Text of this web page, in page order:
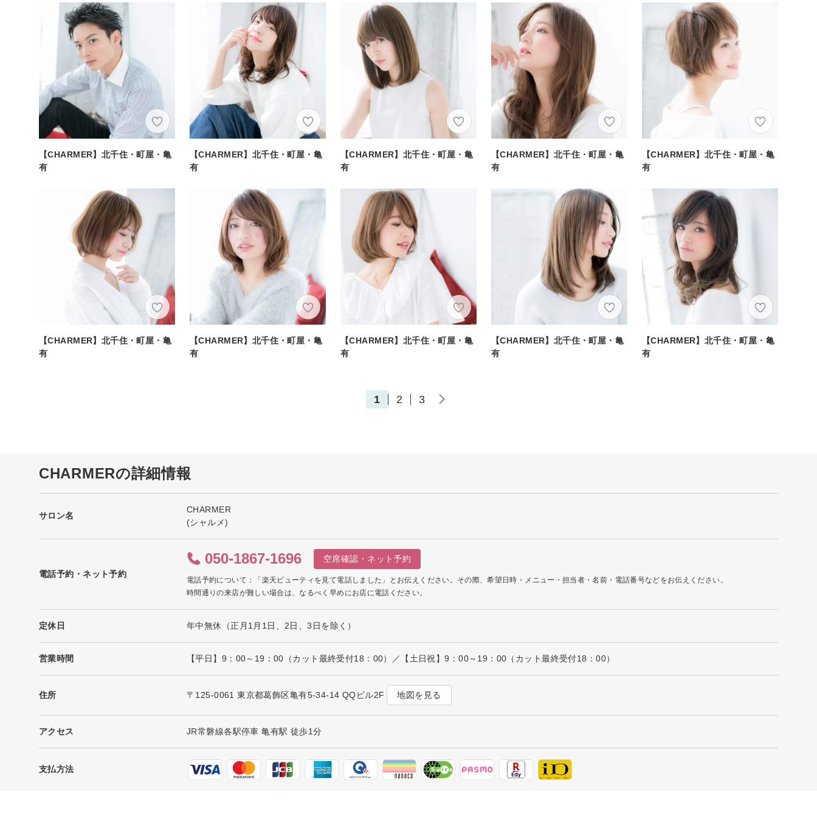
【CHARMER】北千住・町屋・亀
有
【CHARMER】北千住・町屋・亀
有
【CHARMER】北千住・町屋・亀
有
【CHARMER】北千住・町屋・亀
有
【CHARMER】北千住・町屋・亀
有
【CHARMER】北千住・町屋・亀
有
【CHARMER】北千住・町屋・亀
有
【CHARMER】北千住・町屋・亀
有
【CHARMER】北千住・町屋・亀
有
【CHARMER】北千住・町屋・亀
有
1 2 3
CHARMERの詳細情報
サロン名
CHARMER
(シャルメ)
電話予約・ネット予約
050-1867-1696 空席確認・ネット予約
電話予約について：「楽天ビューティを見て電話しました」とお伝えください。その際、希望日時・メニュー・担当者・名前・電話番号などをお伝えください。
時間通りの来店が難しい場合は、なるべく早めにお店に電話ください。
定休日 年中無休（正月1月1日、2日、3日を除く）
営業時間 【平日】9：00～19：00（カット最終受付18：00）／【土日祝】9：00～19：00（カット最終受付18：00）
住所 〒125-0061 東京都葛飾区亀有5-34-14 QQビル2F 地図を見る
アクセス JR常磐線各駅停車 亀有駅 徒歩1分
支払方法